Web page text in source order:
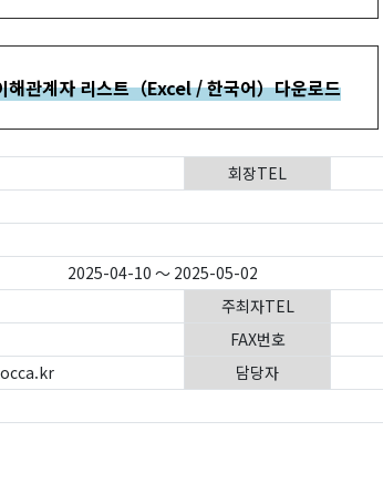
해관계자 리스트（Excel / 한국어）다운로드
회장TEL
2025-04-10 ～ 2025-05-02
주최자TEL
FAX번호
담당자